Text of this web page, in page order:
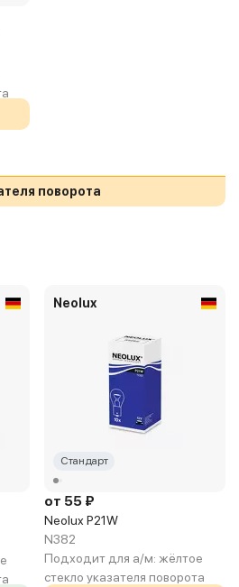
поворота
Neolux
Стандарт
от 55 ₽
Neolux P21W
N382
Подходит для а/м: жёлтое
стекло указателя поворота